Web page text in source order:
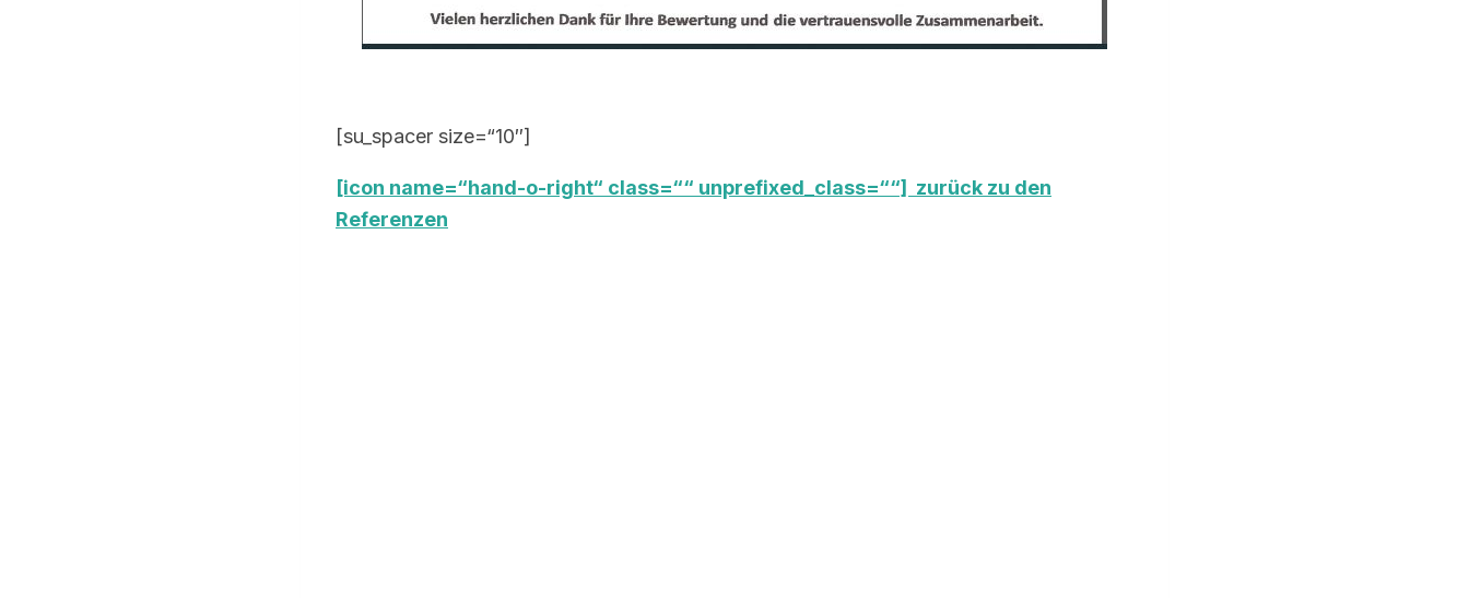
[su_spacer size=“10″]
[icon name=“hand-o-right“ class=““ unprefixed_class=““] zurück zu den
Referenzen